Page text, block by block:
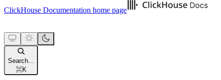
ClickHouse Documentation home page
Search...
⌘K